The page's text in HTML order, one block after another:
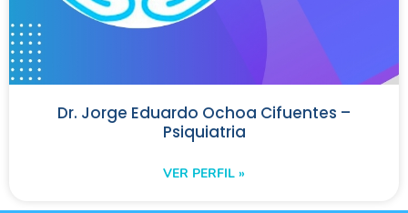
Dr. Jorge Eduardo Ochoa Cifuentes –
Psiquiatria
VER PERFIL »